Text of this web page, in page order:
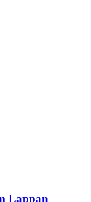
Lappan